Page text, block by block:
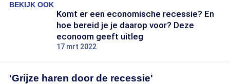
BEKIJK OOK
Komt er een economische recessie? En
hoe bereid je je daarop voor? Deze
econoom geeft uitleg
17 mrt 2022
'Grijze haren door de recessie'